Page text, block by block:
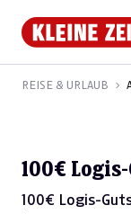
REISE & URLAUB
100€
100€ Logis-